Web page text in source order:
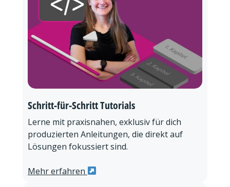
Schritt-für-Schritt Tutorials
Lerne mit praxisnahen, exklusiv für dich
produzierten Anleitungen, die direkt auf
Lösungen fokussiert sind.
Mehr erfahren